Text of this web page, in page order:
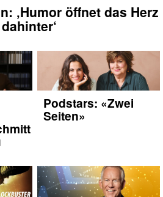
‚Humor öffnet das Herz
Podstars: «Zwei
Seiten»